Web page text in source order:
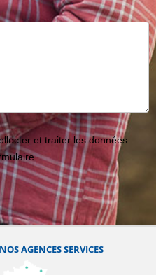
et traiter les données
NOS AGENCES SERVICES